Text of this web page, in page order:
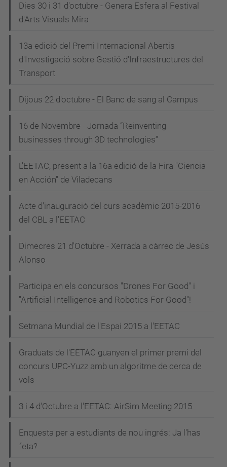
Dies 30 i 31 d'octubre - Genera Esfera al Festival
d'Arts Visuals Mira
13a edició del Premi Internacional Abertis
d'Investigació sobre Gestió d'Infraestructures del
Transport
Dijous 22 d'octubre - El Banc de sang al Campus
16 de Novembre - Jornada “Reinventing
businesses through 3D technologies”
L'EETAC, present a la 16a edició de la Fira "Ciencia
en Acción" de Viladecans
Acte d'inauguració del curs acadèmic 2015-2016
del CBL a l'EETAC
Dimecres 21 d'Octubre - Xerrada a càrrec de Jesús
Alonso
Participa en els concursos "Drones For Good" i
"Artificial Intelligence and Robotics For Good"!
Setmana Mundial de l'Espai 2015 a l'EETAC
Graduats de l'EETAC guanyen el primer premi del
concurs UPC-Yuzz amb un algoritme de cerca de
vols
3 i 4 d'Octubre a l'EETAC: AirSim Meeting 2015
Enquesta per a estudiants de nou ingrés: Ja l'has
feta?